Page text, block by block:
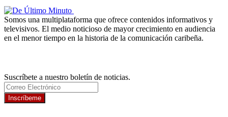
Somos una multiplataforma que ofrece contenidos informativos y
televisivos. El medio noticioso de mayor crecimiento en audiencia
en el menor tiempo en la historia de la comunicación caribeña.
Suscríbete a nuestro boletín de noticias.
Inscríbeme